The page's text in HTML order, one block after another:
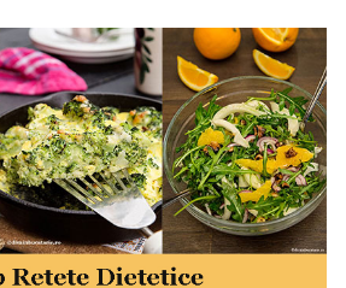
Retete rapide de mancare. Idei
mancare rapid